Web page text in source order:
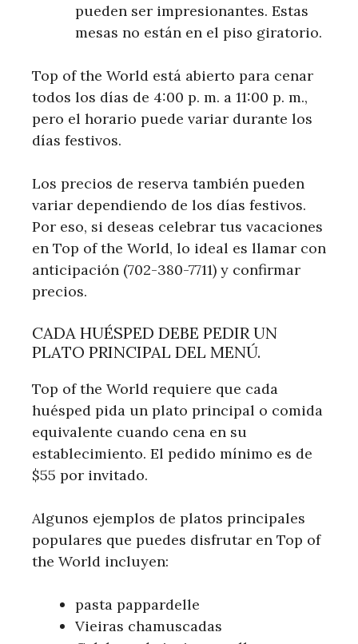
pueden ser impresionantes. Estas
mesas no están en el piso giratorio.
Top of the World está abierto para cenar
todos los días de 4:00 p. m. a 11:00 p. m.,
pero el horario puede variar durante los
días festivos.
Los precios de reserva también pueden
variar dependiendo de los días festivos.
Por eso, si deseas celebrar tus vacaciones
en Top of the World, lo ideal es llamar con
anticipación (702-380-7711) y confirmar
precios.
CADA HUÉSPED DEBE PEDIR UN
PLATO PRINCIPAL DEL MENÚ.
Top of the World requiere que cada
huésped pida un plato principal o comida
equivalente cuando cena en su
establecimiento. El pedido mínimo es de
$55 por invitado.
Algunos ejemplos de platos principales
populares que puedes disfrutar en Top of
the World incluyen:
pasta pappardelle
Vieiras chamuscadas